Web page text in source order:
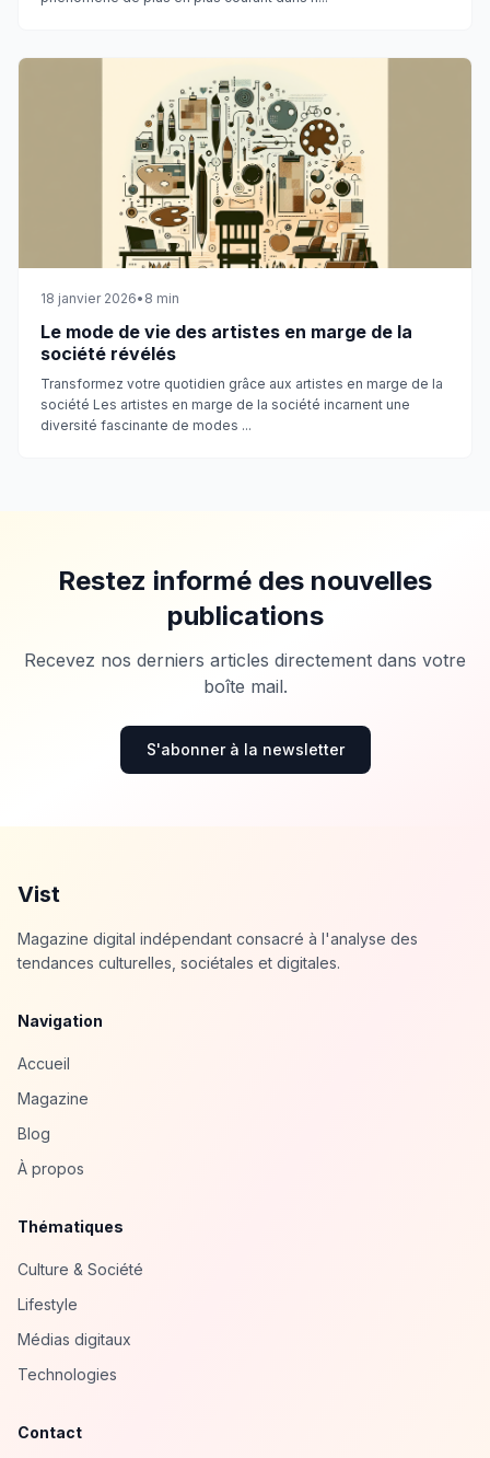
18 janvier 2026• 8 min
Le mode de vie des artistes en marge de la
société révélés
Transformez votre quotidien grâce aux artistes en marge de la
société Les artistes en marge de la société incarnent une
diversité fascinante de modes ...
Restez informé des nouvelles
publications
Recevez nos derniers articles directement dans votre
boîte mail.
S'abonner à la newsletter
Vist
Magazine digital indépendant consacré à l'analyse des
tendances culturelles, sociétales et digitales.
Navigation
Accueil
Magazine
Blog
À propos
Thématiques
Culture & Société
Lifestyle
Médias digitaux
Technologies
Contact